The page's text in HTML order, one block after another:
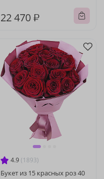
22 470 ₽
4.9 (1893)
Букет из 15 красных роз 40